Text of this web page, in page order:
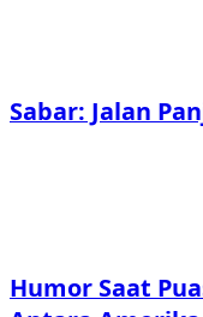
Sabar: Jalan
Humor Saat